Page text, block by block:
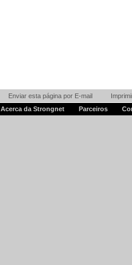
Enviar esta página por E-mail
Acerca da Strongnet
Parceiros